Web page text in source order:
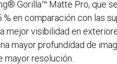
Gorilla™ Matte Pro, que
% en comparación con las
mejor visibilidad en
mayor profundidad de
mayor resolución.